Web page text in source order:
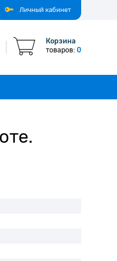
Личный кабинет
Корзина
товаров: 0